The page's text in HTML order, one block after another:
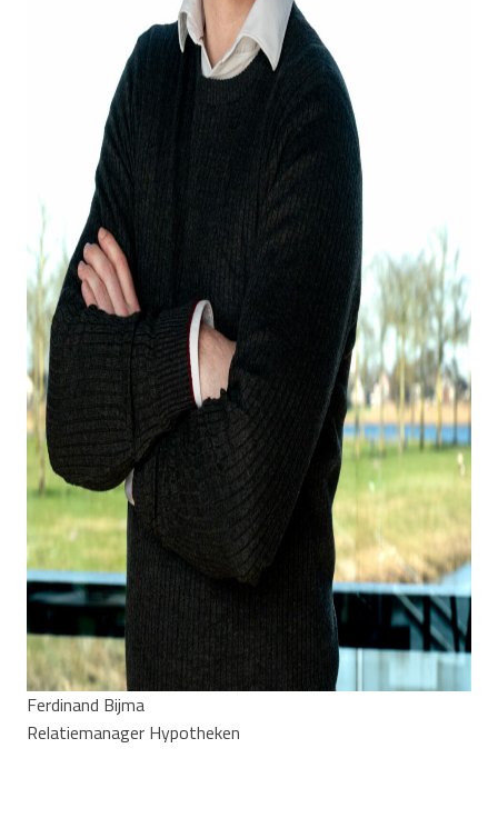
Ferdinand Bijma
Relatiemanager Hypotheken